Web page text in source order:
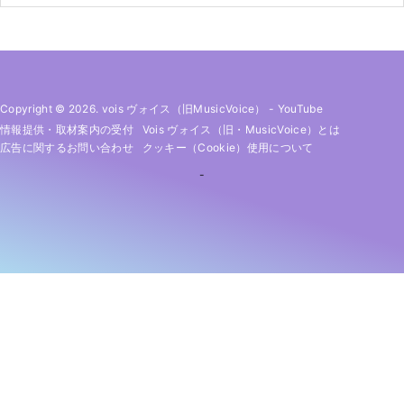
Copyright © 2026. vois ヴォイス（旧MusicVoice） - YouTube
情報提供・取材案内の受付
Vois ヴォイス（旧・MusicVoice）とは
広告に関するお問い合わせ
クッキー（cookie）使用について
-